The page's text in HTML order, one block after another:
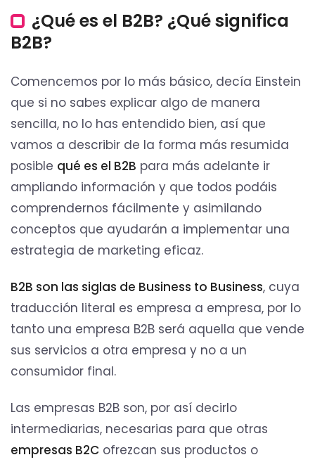
¿Qué es el B2B? ¿Qué significa
B2B?
Comencemos por lo más básico, decía Einstein
que si no sabes explicar algo de manera
sencilla, no lo has entendido bien, así que
vamos a describir de la forma más resumida
posible qué es el B2B para más adelante ir
ampliando información y que todos podáis
comprendernos fácilmente y asimilando
conceptos que ayudarán a implementar una
estrategia de marketing eficaz.
B2B son las siglas de Business to Business, cuya
traducción literal es empresa a empresa, por lo
tanto una empresa B2B será aquella que vende
sus servicios a otra empresa y no a un
consumidor final.
Las empresas B2B son, por así decirlo
intermediarias, necesarias para que otras
empresas B2C ofrezcan sus productos o